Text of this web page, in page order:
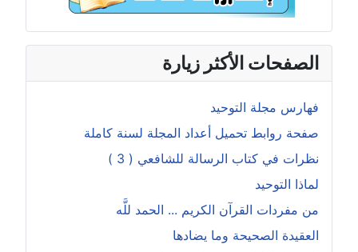
الصفحات الأكثر زيارة
فهارس مجلة التوحيد
صفحة روابط تحميل أعداد المجلة لسنة كاملة
نظرات في كتاب الرسالة للشافعي ( 3 )
لماذا التوحيد
من مفردات القرآن الكريم ... الحمد للَّه
العقيدة الصحيحة وما يضادها